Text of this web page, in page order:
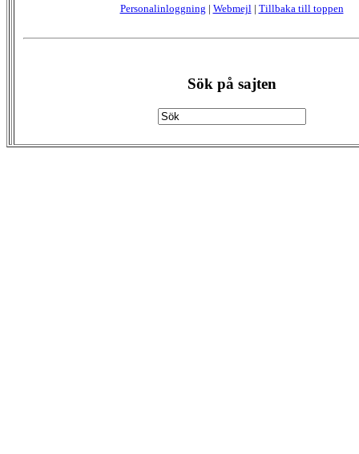
Personalinloggning | Webmejl| Tillbaka till toppen
Sök på sajten